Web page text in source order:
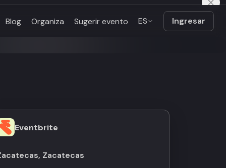
Blog Organiza Sugerir evento ES Ingresar
Eventbrite
Zacatecas